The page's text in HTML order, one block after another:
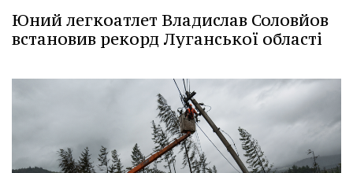
Юний легкоатлет Владислав Соловйов
встановив рекорд Луганської області